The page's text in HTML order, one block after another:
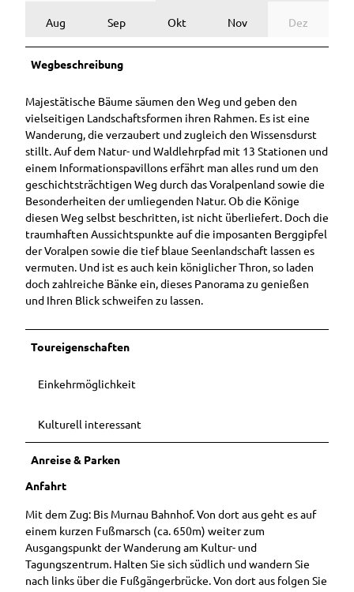
Aug Sep Okt Nov Dez
Wegbeschreibung
Majestätische Bäume säumen den Weg und geben den
vielseitigen Landschaftsformen ihren Rahmen. Es ist eine
Wanderung, die verzaubert und zugleich den Wissensdurst
stillt. Auf dem Natur- und Waldlehrpfad mit 13 Stationen und
einem Informationspavillons erfährt man alles rund um den
geschichtsträchtigen Weg durch das Voralpenland sowie die
Besonderheiten der umliegenden Natur. Ob die Könige
diesen Weg selbst beschritten, ist nicht überliefert. Doch die
traumhaften Aussichtspunkte auf die imposanten Berggipfel
der Voralpen sowie die tief blaue Seenlandschaft lassen es
vermuten. Und ist es auch kein königlicher Thron, so laden
doch zahlreiche Bänke ein, dieses Panorama zu genießen
und Ihren Blick schweifen zu lassen.
Toureigenschaften
Einkehrmöglichkeit
Kulturell interessant
Anreise & Parken
Anfahrt
Mit dem Zug: Bis Murnau Bahnhof. Von dort aus geht es auf
einem kurzen Fußmarsch (ca. 650m) weiter zum
Ausgangspunkt der Wanderung am Kultur- und
Tagungszentrum. Halten Sie sich südlich und wandern Sie
nach links über die Fußgängerbrücke. Von dort aus folgen Sie